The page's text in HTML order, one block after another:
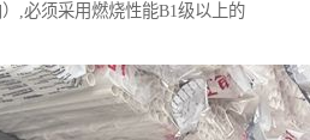
）,必须采用燃烧性能B1级以上的